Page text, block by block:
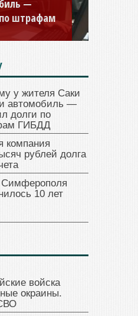
—
штрафам
компания
рублей
счета
у жителя Саки
автомобиль —
долги по
ГИБДД
компания
рублей долга
10 лет
войска
окраины.